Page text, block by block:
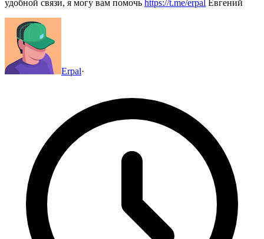
удобной связи, я могу вам помочь https://t.me/erpal Евгений
Erpal·